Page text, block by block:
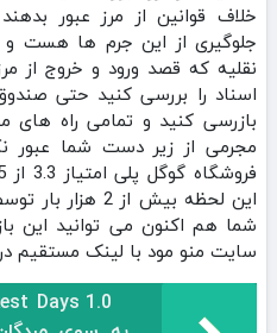
خلاف قوانین از مرز عبور
جلوگیری از این جرم ها هست
نقلیه که قصد ورود و خروج از
اسناد را بررسی کنید حتی
بازرسی کنید و تمامی راه های
این لحظه بیش از 2
شما هم اکنون می توانید این
سایت منو مود با لینک مستقیم
Days 1.0